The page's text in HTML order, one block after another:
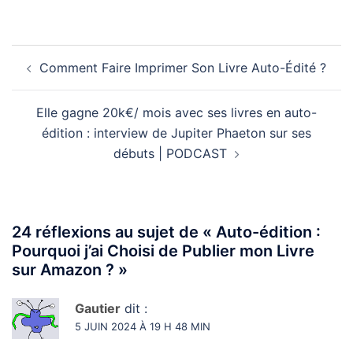
Comment Faire Imprimer Son Livre Auto-Édité ?
Elle gagne 20k€/ mois avec ses livres en auto-
édition : interview de Jupiter Phaeton sur ses
débuts | PODCAST
24 réflexions au sujet de « Auto-édition :
Pourquoi j’ai Choisi de Publier mon Livre
sur Amazon ? »
Gautier dit :
5 JUIN 2024 À 19 H 48 MIN